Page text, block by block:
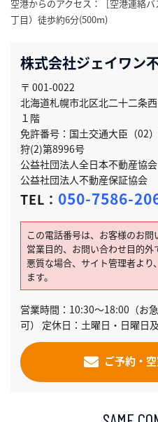
空港からのアクセス：［空港連絡
丁目）徒歩約6分(500m)
株式会社ジェイワン
〒 001-0022
北海道札幌市北区北二十二条
１階
免許番号：国土交通大臣（
狩(2)第8996号
公益社団法人全日本不動産協会
公益社団法人不動産保証協会
TEL： 050-7586-
この電話番号は、お客様のお問
営業目的、お問い合わせ目的外
悪質な場合、サイト管理者より
ます。
営業時間：10:30～18:00（お
可） 定休日：土曜日・日曜日
ご予約・